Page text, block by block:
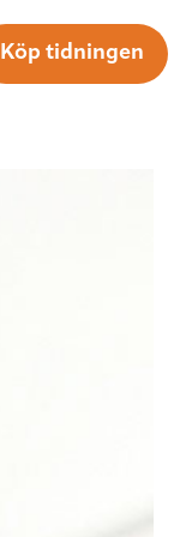
Köp tidningen